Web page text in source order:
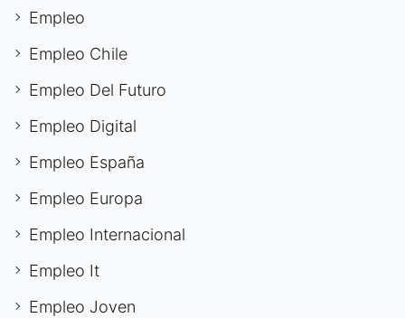
Empleo
Empleo Chile
Empleo Del Futuro
Empleo Digital
Empleo España
Empleo Europa
Empleo Internacional
Empleo It
Empleo Joven